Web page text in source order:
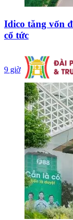
Idico tăng vốn
cổ tức
9 giờ